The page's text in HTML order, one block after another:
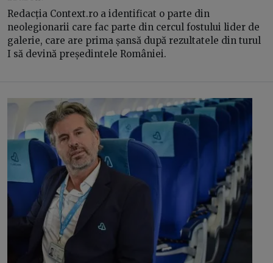
Redacția Context.ro a identificat o parte din
neolegionarii care fac parte din cercul fostului lider de
galerie, care are prima șansă după rezultatele din turul
I să devină președintele României.